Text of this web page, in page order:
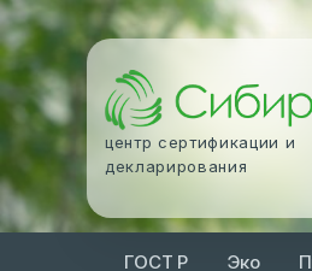
центр сертификации и
декларирования
ГОСТ Р Эко